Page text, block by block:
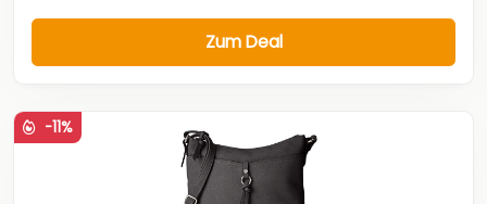
Zum Deal
-11%